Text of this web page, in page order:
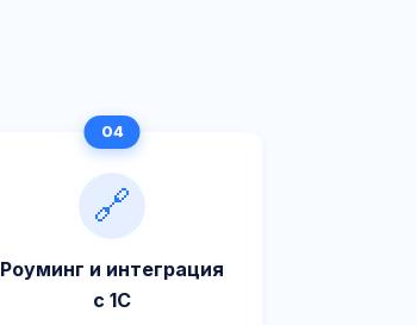
🔗
Роуминг и интеграция
с 1С